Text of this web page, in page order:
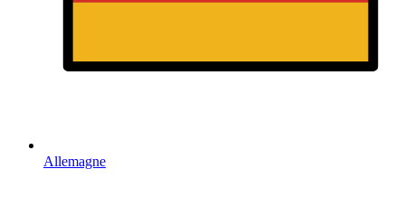
Allemagne